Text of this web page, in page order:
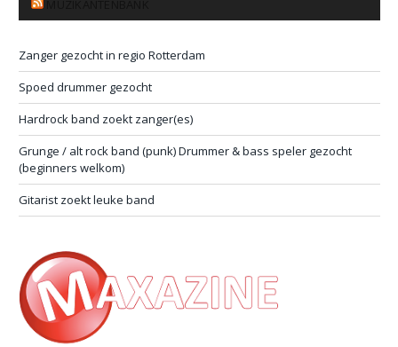
Zanger gezocht in regio Rotterdam
Spoed drummer gezocht
Hardrock band zoekt zanger(es)
Grunge / alt rock band (punk) Drummer & bass speler gezocht
(beginners welkom)
Gitarist zoekt leuke band